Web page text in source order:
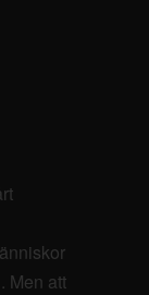
Men att